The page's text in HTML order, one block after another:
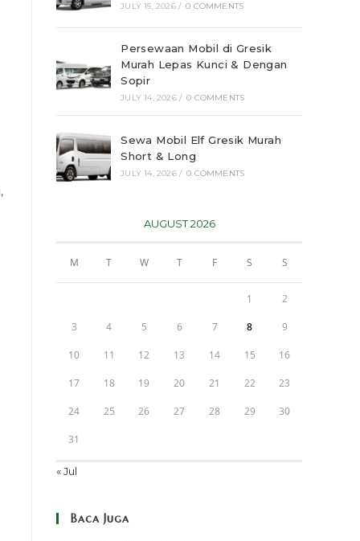
JULY 15, 2026 / 0 COMMENTS
Persewaan Mobil di Gresik
Murah Lepas Kunci & Dengan
Sopir
JULY 14, 2026 / 0 COMMENTS
Sewa Mobil Elf Gresik Murah
Short & Long
JULY 14, 2026 / 0 COMMENTS
AUGUST 2026
M T W T F S S
1 2
3 4 5 6 7 8 9
10 11 12 13 14 15 16
17 18 19 20 21 22 23
24 25 26 27 28 29 30
31
« Jul
Baca Juga